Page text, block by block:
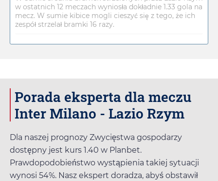
w ostatnich 12 meczach wyniosła dokładnie 1.33 gola na
mecz. W sumie kibice mogli cieszyć się z tego, że ich
zespół strzelał bramki 16 razy.
Porada eksperta dla meczu
Inter Milano - Lazio Rzym
Dla naszej prognozy Zwycięstwa gospodarzy
dostępny jest kurs 1.40 w Planbet.
Prawdopodobieństwo wystąpienia takiej sytuacji
wynosi 54%. Nasz ekspert doradza, abyś obstawił